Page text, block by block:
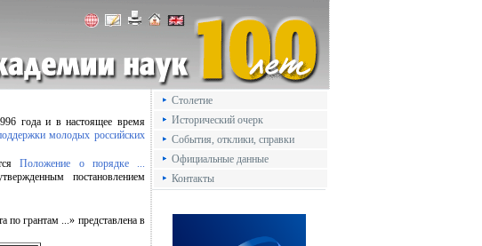
года и в настоящее время
молодых российских
Положение о порядке ...
постановлением
по грантам ...» представлена в
Столетие
Исторический очерк
События, отклики, справки
Официальные данные
Контакты